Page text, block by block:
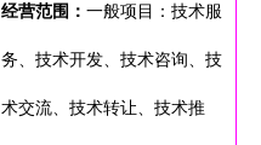
经营范围： 一般项目：技术服
务、技术开发、技术咨询、技
术交流、技术转让、技术推